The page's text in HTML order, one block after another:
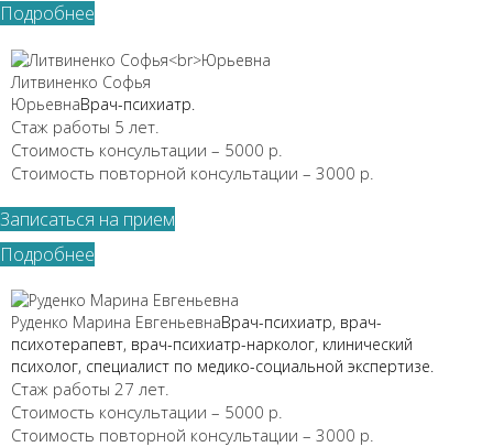
Подробнее
Литвиненко Софья
ЮрьевнаВрач-психиатр.
Стаж работы 5 лет.
Стоимость консультации – 5000 р.
Стоимость повторной консультации – 3000 р.
Записаться на прием
Подробнее
Руденко Марина ЕвгеньевнаВрач-психиатр, врач-
психотерапевт, врач-психиатр-нарколог, клинический
психолог, специалист по медико-социальной экспертизе.
Стаж работы 27 лет.
Стоимость консультации – 5000 р.
Стоимость повторной консультации – 3000 р.